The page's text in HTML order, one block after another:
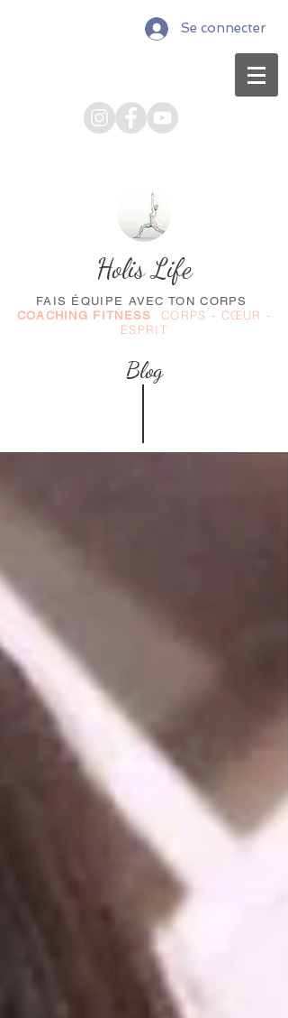
Se connecter
Holis Life
FAIS ÉQUIPE AVEC TON CORPS
COACHING FITNESS
CORPS - CŒUR -
ESPRIT
Blog